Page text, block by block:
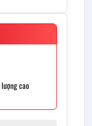
cao